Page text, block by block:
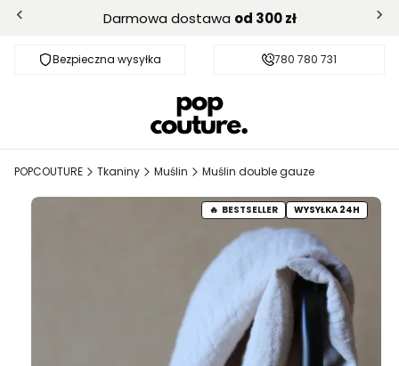
Darmowa dostawa od 300 zł
Bezpieczna wysyłka Darmowa dostawa od 300 zł
780 780 731
POPCOUTURE Tkaniny Muślin Muślin double gauze
BESTSELLER WYSYŁKA 24H